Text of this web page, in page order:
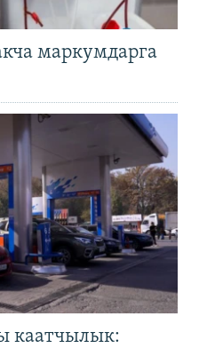
маркумдарга
каатчылык: